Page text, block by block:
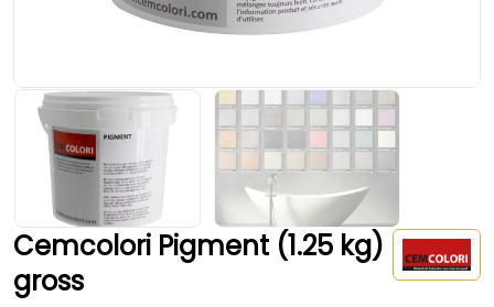
Cemcolori Pigment (1.25 kg)
gross